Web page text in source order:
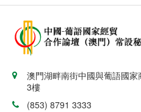
澳門湖畔南街中國與葡語國
3樓
(853) 8791 3333